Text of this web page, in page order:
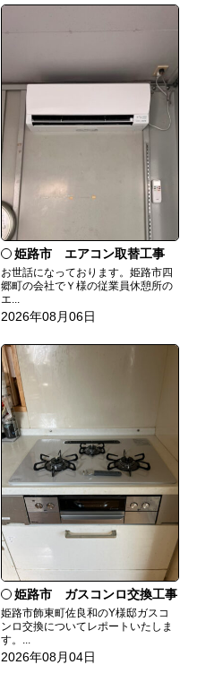
姫路市 エアコン取替工事
お世話になっております。姫路市四
郷町の会社でＹ様の従業員休憩所の
エ...
2026年08月06日
姫路市 ガスコンロ交換工事
姫路市飾東町佐良和のY様邸ガスコ
ンロ交換についてレポートいたしま
す。...
2026年08月04日